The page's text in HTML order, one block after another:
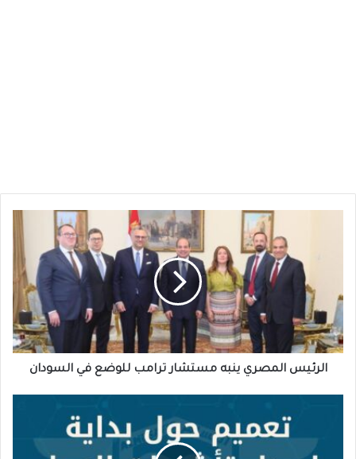
للوضع
في
السودان
الرئيس المصري ينبه مستشار ترامب للوضع في السودان
السعودية